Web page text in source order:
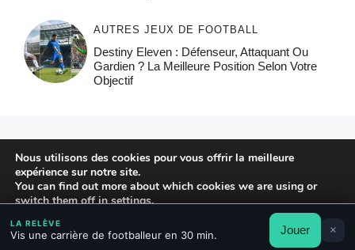
AUTRES JEUX DE FOOTBALL
Destiny Eleven : Défenseur, Attaquant Ou
Gardien ? La Meilleure Position Selon Votre
Objectif
© 2026 FPFRANCE.COM
MENTIONS LÉGALES
POLITIQUE DE CONFIDENTIALITÉ
Nous utilisons des cookies pour vous offrir la meilleure
expérience sur notre site.
You can find out more about which cookies we are using or
switch them off insettings.
Accepter Rejeter Réglages
LA RELÈVE
Vis une carrière de footballeur en 30 min. Jouer ×